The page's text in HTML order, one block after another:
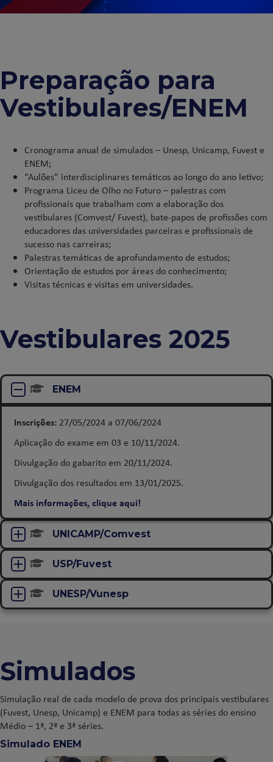
Preparação para
Vestibulares/ENEM
Cronograma anual de simulados – Unesp, Unicamp, Fuvest e
ENEM;
“Aulões” interdisciplinares temáticos ao longo do ano letivo;
Programa Liceu de Olho no Futuro – palestras com
profissionais que trabalham com a elaboração dos
vestibulares (Comvest/ Fuvest), bate-papos de profissões com
educadores das universidades parceiras e profissionais de
sucesso nas carreiras;
Palestras temáticas de aprofundamento de estudos;
Orientação de estudos por áreas do conhecimento;
Visitas técnicas e visitas em universidades.
Vestibulares 2025
ENEM
Inscrições: 27/05/2024 a 07/06/2024
Aplicação do exame em 03 e 10/11/2024.
Divulgação do gabarito em 20/11/2024.
Divulgação dos resultados em 13/01/2025.
Mais informações, clique aqui!
UNICAMP/Comvest
USP/Fuvest
UNESP/Vunesp
Simulados
Simulação real de cada modelo de prova dos principais vestibulares
(Fuvest, Unesp, Unicamp) e ENEM para todas as séries do ensino
Médio – 1ª, 2ª e 3ª séries.
Simulado ENEM